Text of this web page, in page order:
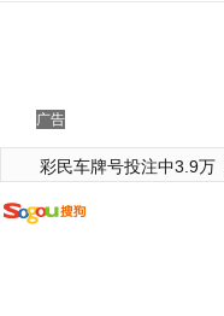
广告
彩民车牌号投注中3.9万